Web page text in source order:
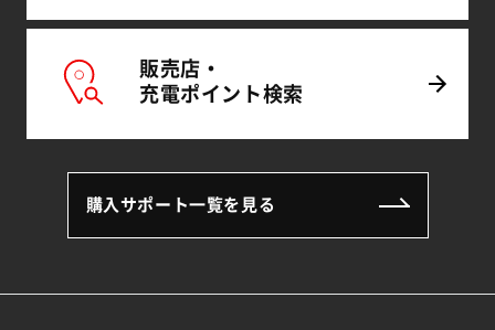
販売店・
充電ポイント検索
購入サポート一覧を見る